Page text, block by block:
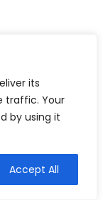
its
traffic. Your
by using it
Accept All